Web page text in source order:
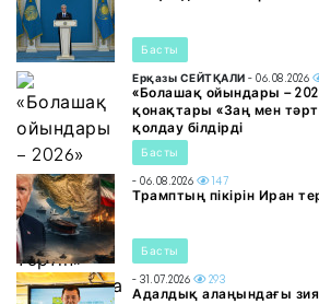
Басты
Ерқазы СЕЙТҚАЛИ - 06.08.2026
«Болашақ ойындары –
қонақтары «Заң мен
қолдау білдірді
Басты
- 06.08.2026 147
Трамптың пікірін Иран
Басты
- 31.07.2026 293
Адалдық алаңындағы